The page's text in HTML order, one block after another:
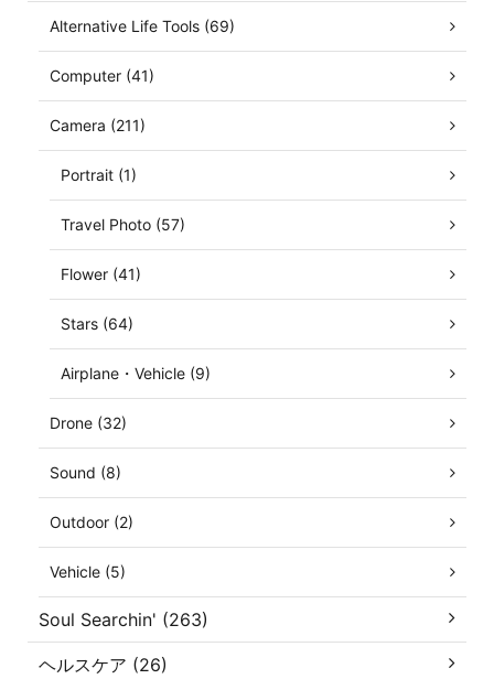
Alternative Life Tools (69)
Computer (41)
Camera (211)
Portrait (1)
Travel Photo (57)
Flower (41)
Stars (64)
Airplane・Vehicle (9)
Drone (32)
Sound (8)
Outdoor (2)
Vehicle (5)
Soul Searchin' (263)
ヘルスケア (26)